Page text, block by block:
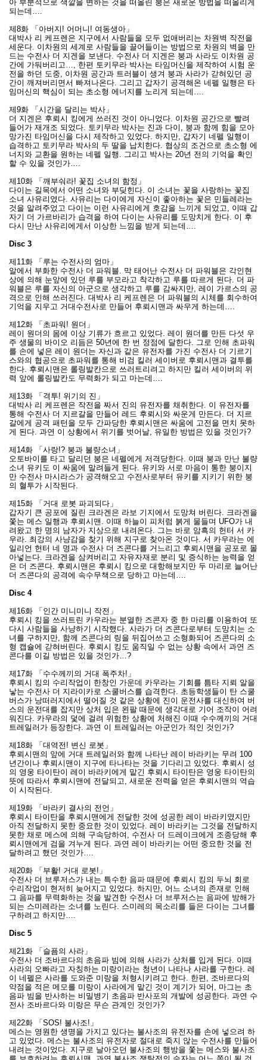
아 부분적으로 색깔을 변하는 것을 떠올린 붕은 새로운 방법을 떠올리게
되는데….
제8화 「아버지! 어머니! 여동생아」
대박사 리 케프렌은 지구에서 사람들을 모두 없애버리는 차원벽 작전을
세운다. 이차원의 세계로 사람들을 끌어들이는 방법으로 차원의 벽을 만
드는 수전사 더 지겐을 보낸다. 수전사 더 지겐은 붕과 사라도 이차원 공
간에 가둬버리고…, 한편 토키무라 박사는 타임머신을 제작하여 시험 운
전을 하던 도중, 이차원 공간과 트러블이 생겨 붕과 사라가 갇혀있던 공
간이 깨져버리면서 빠져나온다. 그리고 갑자기 공격해온 네펠 일행은 타
임머신의 핵심이 되는 초소형 에너지를 노리게 되는데….
제9화 「시간을 달리는 박사」
더 지겐은 후뢰시 킹에게 쓰러진 것이 아니었다. 이차원 공간으로 빨려
들어가 재개조 되었다. 토키무라 박사는 진과 다이, 붕과 함께 힘을 모아
망가진 타임머신을 다시 제작하고 있었다. 하지만, 갑자기 네펠 일행이
습격하고 토키무라 박사의 두 딸을 납치한다. 협상의 조건으로 초소형 에
너지와 교환을 원하는 네펠 일행. 그리고 박사는 20년 전의 기억을 확인
할 수 있을 것인가….
제10화 「깨부숴라! 꽃집 소녀의 함정」
다이는 길목에서 어떤 소녀와 부딪힌다. 이 소녀는 꽃을 사랑하는 꽃집
소녀 사유리였다. 사유리는 다이에게 자신이 좋아하는 꽃은 민들레라는
것을 알려주었고 다이는 이런 사유리에게 호감을 느끼게 되었고, 이때 갑
자기 더 가르바리가 습격을 하여 다이는 사유리를 도망치게 한다. 이 후
다시 만난 사유리에게서 이상한 느낌을 받게 되는데….
Disc 3
제11화 「루는 수전사의 엄마」
알에서 부화한 수전사 더 파워블. 막 태어난 수전사 더 파워블은 각인현
상에 의해 눈앞에 있던 루를 부모라고 착각하고 루를 따르게 된다. 더 파
워블은 루를 자신의 아군으로 생각하고 루를 감싸지만, 레이 가르스의 공
격으로 인해 쓰러진다. 대박사 리 케프렌은 더 파워블의 시체를 회수하여
기억을 지우고 거대수전사로 만들어 후뢰시맨과 싸우게 하는데….
제12화 「초파워! 원더」
레이 원더의 몸에 이상 기류가 흐르고 있었다. 레이 원더를 만든 다섯 우
주 생물의 바이오 리듬은 50년에 한 번 정점에 달한다. 그로 인해 초파워
를 손에 넣은 레이 원더는 자신과 같은 유전자를 가진 수전사 더 기르기
스와의 협공으로 초파워를 통해 비검 킬러 세이버로 후뢰시맨과 결투를
한다. 후뢰시맨은 롤링발칸으로 쓰러트리려고 하지만 킬러 세이버의 위
력 앞에 롤링발칸도 무력화가 되고 마는데….
제13화 「격투! 위기의 진」
대박사 리 케프렌은 작전을 짜서 진의 유전자를 채취한다. 이 유전자를
통해 수전사 더 지르갈을 만들어 레드 후뢰시와 싸운게 만든다. 더 지르
갈에게 공격 패턴을 모두 간파당한 후뢰시맨은 싸움에 고전을 면치 못하
게 된다. 과연 이 상황에서 위기를 벗어날, 유일한 방법은 있을 것인가?
제14화 「사랑!? 붕과 불량소녀」
오토바이를 타고 달리던 붕은 네펠에게 저격당한다. 이때 붕과 만난 불량
소녀 유키도 이 싸움에 말려들게 된다. 유키와 서로 마음이 통한 붕이지
만 수전사 마시라스가 공격해오고 수전사로부터 유키를 지키기 위한 붕
의 혈투가 시작된다.
제15화 「거대 로봇 파괴되다」
갑자기 큰 공포에 질린 크라겐은 라보 기지에서 도망쳐 버린다. 크라겐을
쫓는 메스 일행과 후뢰시맨. 이때 하늘이 피처럼 붉게 물들며 UFO가 내
려왔고 한 명의 남자가 지상으로 내려온다. 그는 바로 암흑의 헌터 서 카
우라. 최강의 사냥감을 찾기 위해 지구로 찾아온 것이다. 서 카우라는 에
일리언 헌터 네 명과 수전사 더 즈콘다를 거느리고 후뢰시맨을 공포로 몰
아넣는다. 크라겐을 삼켜버리고 자유자재로 분리 및 증식하는 능력을 얻
은 더 즈콘다. 후뢰시맨은 후뢰시 킹으로 대항해보지만 두 마리로 늘어난
더 즈콘다의 공격에 속수무책으로 당하고 마는데….
Disc 4
제16화 「인간 미니미니 작전」
후뢰시 킹을 쓰러트린 카우라는 분열한 즈콘자 중 한 마리를 이용하여 또
다시 사람들을 사냥하기 시작했다. 사라가 더 즈콘다로부터 도망치는 소
녀를 구하지만, 함께 즈콘다의 링을 뒤집어쓰고 소형화되어 즈콘다의 소
형 캡슐에 갇혀버린다. 후뢰시 킹도 움직일 수 없는 상황 속에서 과연 즈
콘다를 이길 방법은 있을 것인가…?
제17화 「수수께끼의 거대 폭주차!」
후뢰시 킹의 수리작업이 한창인 가운데 카우라는 기회를 틈타 지뢰 알을
낳는 수전사 더 지라이카로 스쿨버스를 습격한다. 초등학생들이 탄 스쿨
버스가 낭떠러지에서 떨어질 것 같은 상황에 진이 운전사를 대신하여 버
스의 운전대를 잡지만 상처 입은 왼팔 때문에 생각대로 기어 조작이 어려
워진다. 카우라의 덫에 걸려 위험한 상황에 처해진 이때 수수께끼의 거대
트레일러가 등장한다. 과연 이 트레일러는 아군인가 적인 것인가?
제18화 「대역전! 변신 로봇」
후뢰시맨의 앞에 거대 트레일러와 함께 나타난 레이 바라키는 무려 100
년간이나 후뢰시맨이 지구에 타나타는 것을 기다리고 있었다. 후뢰시 성
의 영웅 타이탄이 레이 바라키에게 맡긴 후뢰시 타이탄은 영웅 타이탄의
뜻에 따라서 후뢰시맨에 전달되고, 새로운 전력을 얻은 후뢰시맨의 역습
이 시작된다.
제19화 「바라키 결사의 전언」
후뢰시 타이탄을 후뢰시맨에게 전달한 것에 성공한 레이 바라키였지만
아직 전달하지 못한 중요한 것이 있었다. 레이 바라키는 그것을 전달하지
못한 채로 메스에 의해 구속당하여, 수전사 더 드레이크에게 조종당해 후
뢰시맨에게 검을 겨누게 된다. 과연 레이 바라키는 어떤 중요한 것을 전
달하려고 했던 것인가….
제20화 「부활! 거대 로봇!」
수전사 더 브루저스가 내는 특수한 음파 때문에 후뢰시 킹의 두뇌 회로
수리작업이 현저히 늦어지고 있었다. 하지만, 어느 소녀의 존재로 인해
그 음파를 무력화하는 것을 발견한 수전사 더 브루저스는 음파에 방해가
되는 스미레라는 소녀를 노린다. 스미레의 목소리를 들은 다이는 그녀를
구하려고 하지만….
Disc 5
제21화 「슬픔의 사라」
수전사 더 조바르다의 초음파 빔에 의해 사라가 상처를 입게 된다. 이때
사라의 오빠라고 자칭하는 미랑이라는 청년이 나타나 사라를 구한다. 레
이 네펠은 사라를 도와준 미랑을 처형시키려고 한다. 한편, 조바르다의
약점을 적은 메모를 미랑이 사라에게 맡긴 것이 계기가 되어, 마그는 초
음파 빔을 반사하는 비밀병기 초음파 반사포의 개발에 성공한다. 과연 수
전사 조바르다와 미랑은 무슨 관계인 것인가?
제22화 「SOS! 불사조!」
메스는 영원한 생명을 가지고 있다는 불사조의 유전자를 손에 넣으려 하
고 있었다. 메스는 불사조의 유전자로 절대로 죽지 않는 수전사를 만들어
내려는 것이었다. 지구로 날아오던 불사조의 행방을 쫓는 메스와 불사조